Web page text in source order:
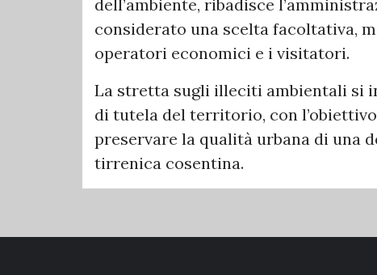
dell’ambiente, ribadisce
considerato una scelta facoltativa,
operatori economici e i visitatori.
La stretta sugli illeciti ambientali si
di tutela del territorio, con
preservare la qualità urbana di una
tirrenica cosentina.